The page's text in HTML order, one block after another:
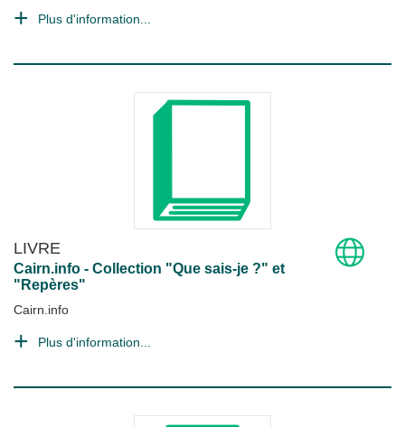
Plus d'information...
LIVRE
Cairn.info - Collection "Que sais-je ?" et
"Repères"
Cairn.info
Plus d'information...